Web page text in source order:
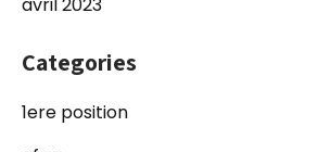
Categories
1ere position